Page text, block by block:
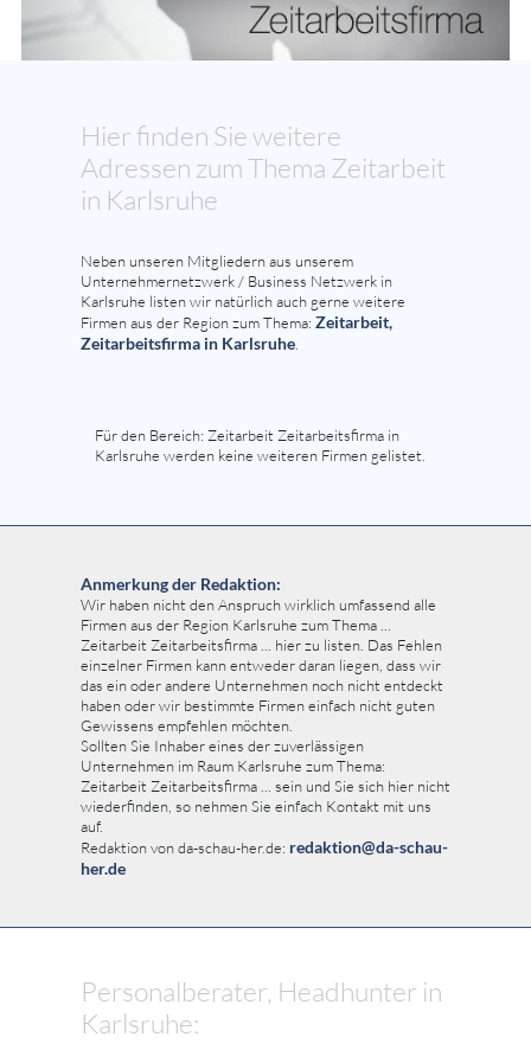
Hier finden Sie weitere
Adressen zum Thema Zeitarbeit
in Karlsruhe
Neben unseren Mitgliedern aus unserem
Unternehmernetzwerk / Business Netzwerk in
Karlsruhe listen wir natürlich auch gerne weitere
Firmen aus der Region zum Thema: Zeitarbeit,
Zeitarbeitsfirma in Karlsruhe.
Für den Bereich: Zeitarbeit Zeitarbeitsfirma in
Karlsruhe werden keine weiteren Firmen gelistet.
Anmerkung der Redaktion:
Wir haben nicht den Anspruch wirklich umfassend alle
Firmen aus der Region Karlsruhe zum Thema ...
Zeitarbeit Zeitarbeitsfirma ... hier zu listen. Das Fehlen
einzelner Firmen kann entweder daran liegen, dass wir
das ein oder andere Unternehmen noch nicht entdeckt
haben oder wir bestimmte Firmen einfach nicht guten
Gewissens empfehlen möchten.
Sollten Sie Inhaber eines der zuverlässigen
Unternehmen im Raum Karlsruhe zum Thema:
Zeitarbeit Zeitarbeitsfirma ... sein und Sie sich hier nicht
wiederfinden, so nehmen Sie einfach Kontakt mit uns
auf.
Redaktion von da-schau-her.de: redaktion@da-schau-
her.de
Personalberater, Headhunter in
Karlsruhe: